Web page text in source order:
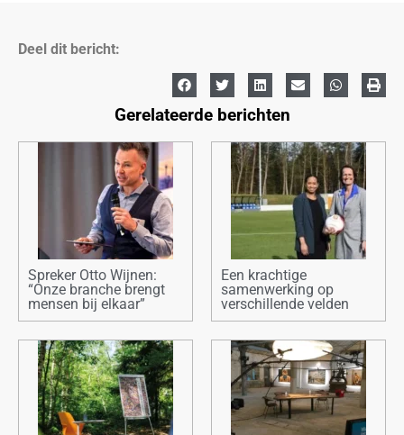
Deel dit bericht:
Gerelateerde berichten
Spreker Otto Wijnen:
“Onze branche brengt
mensen bij elkaar”
Een krachtige
samenwerking op
verschillende velden